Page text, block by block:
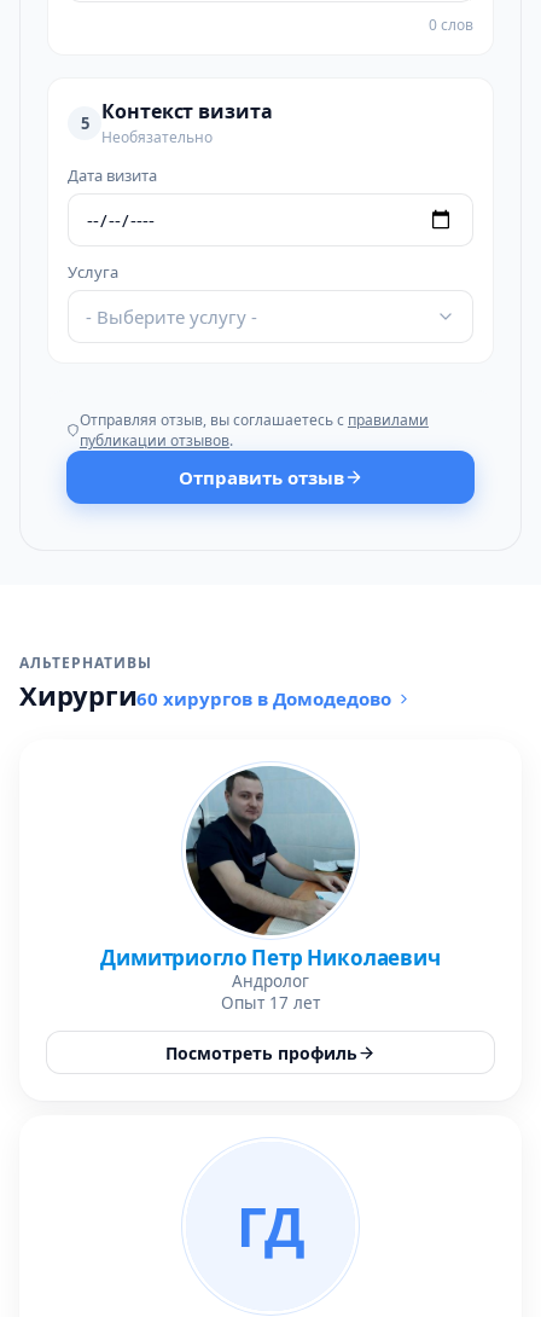
0 слов
5 Контекст визита
Необязательно
Дата визита
Услуга
- Выберите услугу -
Отправляя отзыв, вы соглашаетесь с правилами
публикации отзывов.
Отправить отзыв
АЛЬТЕРНАТИВЫ
Хирурги60 хирургов в Домодедово
Димитриогло Петр Николаевич
Андролог
Опыт 17 лет
Посмотреть профиль
ГД